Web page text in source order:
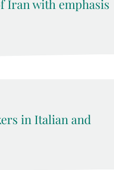
Iran with emphasis
in Italian and